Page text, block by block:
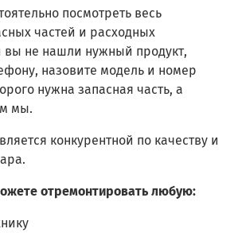
посмотреть весь
частей и расходных
вы не нашли нужный продукт,
назовите модель и номер
нужна запасная часть, а
мы.
конкурентной по качеству и
отремонтировать любую: